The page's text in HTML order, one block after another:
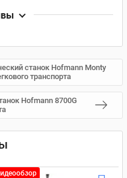
станок Hofmann Monty
транспорта
Hofmann 8700G